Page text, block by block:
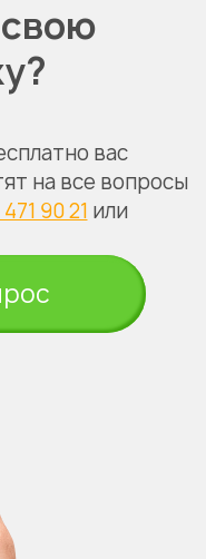
вас
на все вопросы
90 21 или